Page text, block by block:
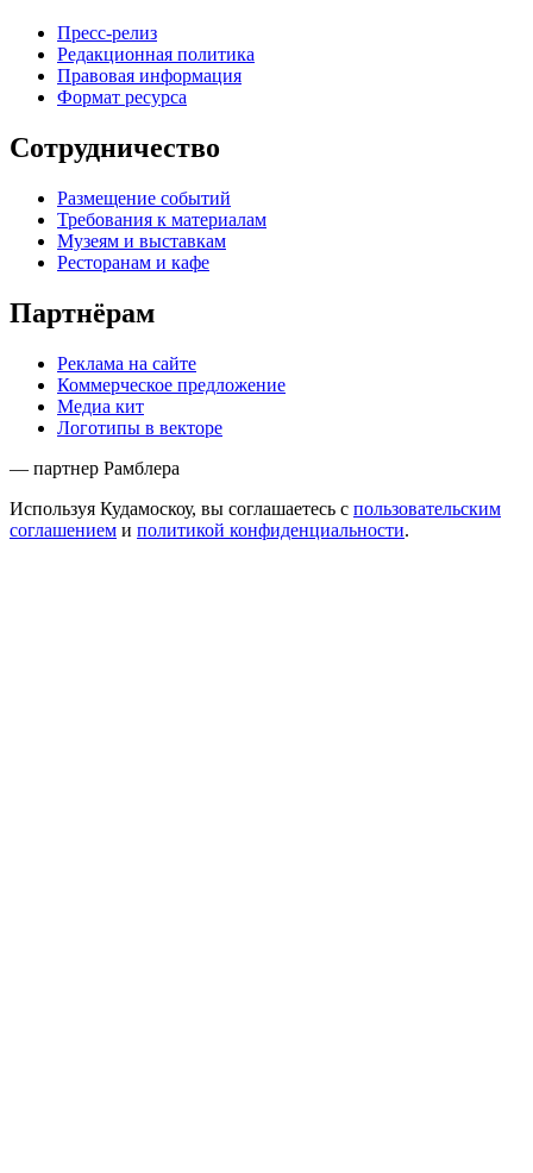
Пресс-релиз
Редакционная политика
Правовая информация
Формат ресурса
Сотрудничество
Размещение событий
Требования к материалам
Музеям и выставкам
Ресторанам и кафе
Партнёрам
Реклама на сайте
Коммерческое предложение
Медиа кит
Логотипы в векторе
— партнер Рамблера
Используя Кудамоскоу, вы соглашаетесь с пользовательским
соглашением и политикой конфиденциальности.